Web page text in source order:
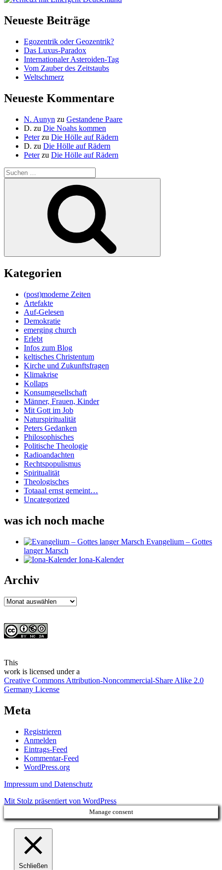
Neueste Beiträge
Egozentrik oder Geozentrik?
Das Luxus-Paradox
Internationaler Asteroiden-Tag
Vom Zauber des Zeitstaubs
Weltschmerz
Neueste Kommentare
N. Aunyn zu Gestandene Paare
D. zu Die Noahs kommen
Peterzu Die Hölle auf Rädern
D. zu Die Hölle auf Rädern
Peterzu Die Hölle auf Rädern
Suche
nach:
Kategorien
(post)moderne Zeiten
Artefakte
Auf-Gelesen
Demokratie
emerging church
Erlebt
Infos zum Blog
keltisches Christentum
Kirche und Zukunftsfragen
Klimakrise
Kollaps
Konsumgesellschaft
Männer, Frauen, Kinder
Mit Gott im Job
Naturspiritualität
Peters Gedanken
Philosophisches
Politische Theologie
Radioandachten
Rechtspopulismus
Spiritualität
Theologisches
Totaaal ernst gemeint…
Uncategorized
was ich noch mache
Evangelium – Gottes
langer Marsch
Iona-Kalender
Archiv
Archiv
This
work is licensed under a
Creative Commons Attribution-Noncommercial-Share Alike 2.0
Germany License
Meta
Registrieren
Anmelden
Eintrags-Feed
Kommentar-Feed
WordPress.org
Impressum und Datenschutz
Mit Stolz präsentiert von WordPress
Manage consent
Schließen